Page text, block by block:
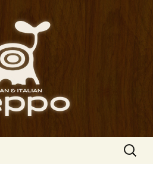
橋のイタリアン
ェッポ）」の公式
（チェッポ）」。
や讃岐オリーブ牛の
バルメニューも豊富
にも一人飲みのお客
です。
検